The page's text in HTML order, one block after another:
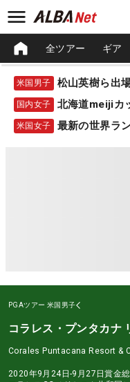
全ツアー ギア
米国男子
国内女子 北海道meijiカ
米国女子 最新の世界ラ
PGAツアー 米国男子
コラレス・プンタカナ
Corales Puntacana Resort &
2020年9月24日-9月27日賞金